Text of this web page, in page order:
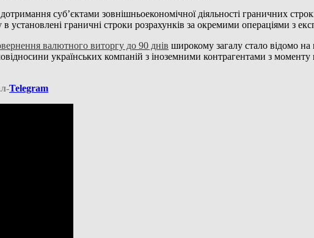
суб’єктами зовнішньоекономічної діяльності граничних
установлені граничні строки розрахунків за окремими операціями з
валютного виторгу до 90 днів широкому загалу стало відомо на
українських компаній з іноземними контрагентами з
Telegram